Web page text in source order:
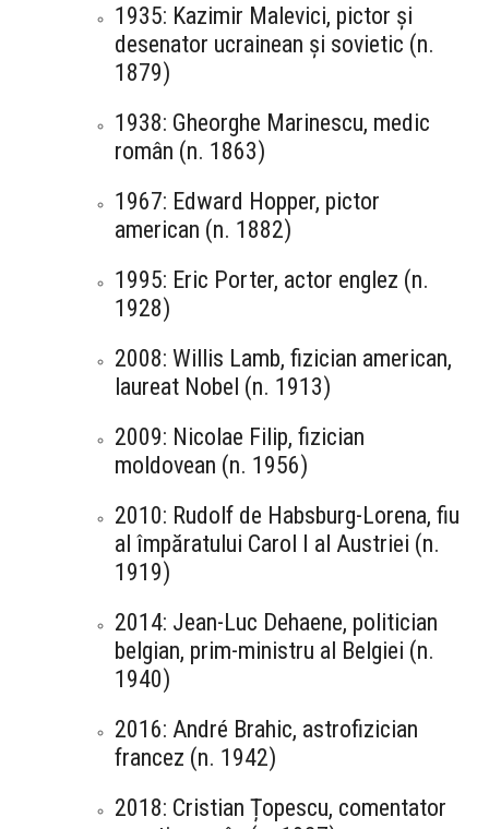
1935: Kazimir Malevici, pictor și
desenator ucrainean și sovietic (n.
1879)
1938: Gheorghe Marinescu, medic
român (n. 1863)
1967: Edward Hopper, pictor
american (n. 1882)
1995: Eric Porter, actor englez (n.
1928)
2008: Willis Lamb, fizician american,
laureat Nobel (n. 1913)
2009: Nicolae Filip, fizician
moldovean (n. 1956)
2010: Rudolf de Habsburg-Lorena, fiu
al împăratului Carol I al Austriei (n.
1919)
2014: Jean-Luc Dehaene, politician
belgian, prim-ministru al Belgiei (n.
1940)
2016: André Brahic, astrofizician
francez (n. 1942)
2018: Cristian Țopescu, comentator